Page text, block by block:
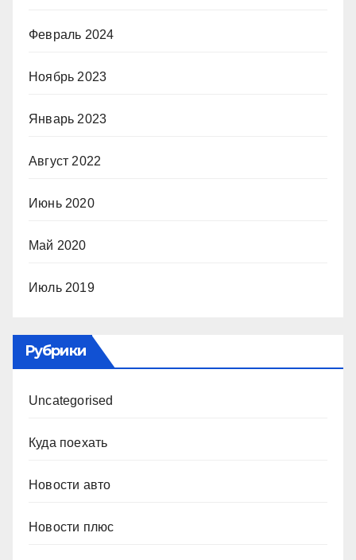
Февраль 2024
Ноябрь 2023
Январь 2023
Август 2022
Июнь 2020
Май 2020
Июль 2019
Рубрики
Uncategorised
Куда поехать
Новости авто
Новости плюс